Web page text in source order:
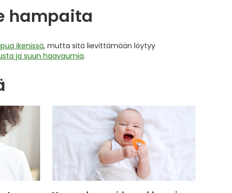
hampaita
ikenissä, mutta sitä lievittämään löytyy
ja suun haavaumia.